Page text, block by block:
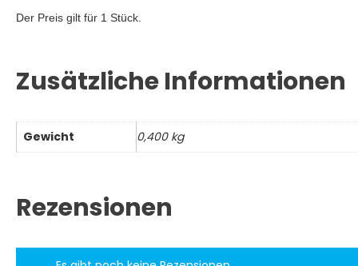
Der Preis gilt für 1 Stück.
Zusätzliche Informationen
Gewicht 0,400 kg
Rezensionen